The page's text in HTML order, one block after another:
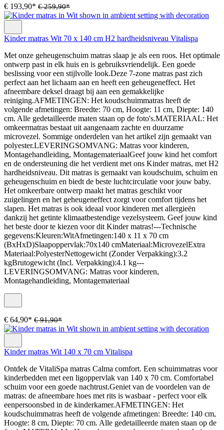
€ 193,90* € 259,90*
Kinder matras Wit 70 x 140 cm H2 hardheidsniveau Vitalispa
Met onze geheugenschuim matras slaap je als een roos. Het optimale
ontwerp past in elk huis en is gebruiksvriendelijk. Een goede
beslissing voor een stijlvolle look.Deze 7-zone matras past zich
perfect aan het lichaam aan en heeft een geheugeneffect. Het
afneembare deksel draagt bij aan een gemakkelijke
reiniging.AFMETINGEN: Het koudschuimmatras heeft de
volgende afmetingen: Breedte: 70 cm, Hoogte: 11 cm, Diepte: 140
cm. Alle gedetailleerde maten staan op de foto's.MATERIAAL: Het
omkeermatras bestaat uit aangenaam zachte en duurzame
microvezel. Sommige onderdelen van het artikel zijn gemaakt van
polyester.LEVERINGSOMVANG: Matras voor kinderen,
Montagehandleiding, MontagemateriaalGeef jouw kind het comfort
en de ondersteuning die het verdient met ons Kinder matras, met H2
hardheidsniveau. Dit matras is gemaakt van koudschuim, schuim en
geheugenschuim en biedt de beste luchtcirculatie voor jouw baby.
Het omkeerbare ontwerp maakt het matras geschikt voor
zuigelingen en het geheugeneffect zorgt voor comfort tijdens het
slapen. Het matras is ook ideaal voor kinderen met allergieën
dankzij het getinte klimaatbestendige vezelsysteem. Geef jouw kind
het beste door te kiezen voor dit Kinder matras!---Technische
gegevens:Kleuren:WitAfmetingen:140 x 11 x 70 cm
(BxHxD)Slaapoppervlak:70x140 cmMateriaal:MicrovezelExtra
Materiaal:PolyesterNettogewicht (Zonder Verpakking):3.2
kgBrutogewicht (Incl. Verpakking):4.1 kg---
LEVERINGSOMVANG: Matras voor kinderen,
Montagehandleiding, Montagemateriaal
€ 64,90* € 91,90*
Kinder matras Wit 140 x 70 cm Vitalispa
Ontdek de VitaliSpa matras Calma comfort. Een schuimmatras voor
kinderbedden met een ligoppervlak van 140 x 70 cm. Comfortabel
schuim voor een goede nachtrust.Geniet van de voordelen van de
matras: de afneembare hoes met rits is wasbaar - perfect voor elk
eenpersoonsbed in de kinderkamer.AFMETINGEN: Het
koudschuimmatras heeft de volgende afmetingen: Breedte: 140 cm,
Hoogte: 8 cm, Diepte: 70 cm. Alle gedetailleerde maten staan op de